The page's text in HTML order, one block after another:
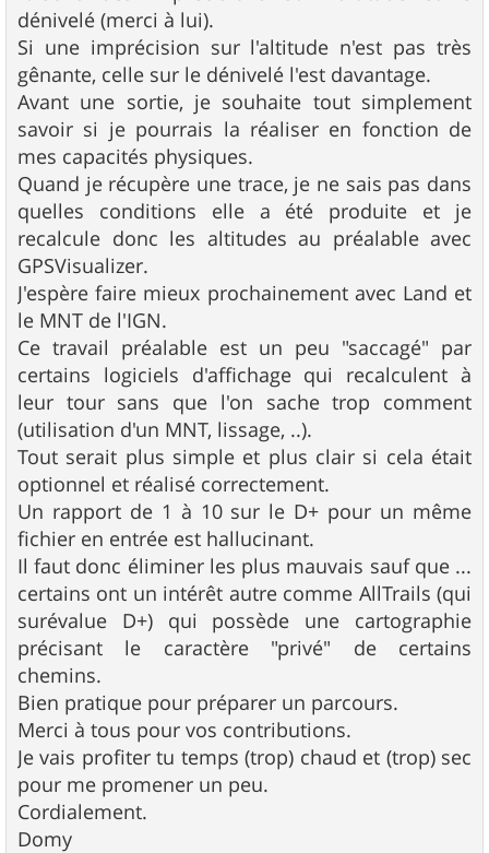
e
dénivelé (merci à lui).
Si une imprécision sur l'altitude n'est pas très
gênante, celle sur le dénivelé l'est davantage.
Avant une sortie, je souhaite tout simplement
savoir si je pourrais la réaliser en fonction de
mes capacités physiques.
Quand je récupère une trace, je ne sais pas dans
quelles conditions elle a été produite et je
recalcule donc les altitudes au préalable avec
GPSVisualizer.
J'espère faire mieux prochainement avec Land et
le MNT de l'IGN.
Ce travail préalable est un peu "saccagé" par
certains logiciels d'affichage qui recalculent à
leur tour sans que l'on sache trop comment
(utilisation d'un MNT, lissage, ..).
Tout serait plus simple et plus clair si cela était
optionnel et réalisé correctement.
Un rapport de 1 à 10 sur le D+ pour un même
fichier en entrée est hallucinant.
Il faut donc éliminer les plus mauvais sauf que ...
certains ont un intérêt autre comme AllTrails (qui
surévalue D+) qui possède une cartographie
précisant le caractère "privé" de certains
chemins.
Bien pratique pour préparer un parcours.
Merci à tous pour vos contributions.
Je vais profiter tu temps (trop) chaud et (trop) sec
pour me promener un peu.
Cordialement.
Domy